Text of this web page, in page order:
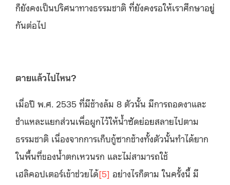
ก็ยังคงเป็นปริศนาทางธรรมชาติ ที่ยังคงรอให้เราศึกษาอยู่
กันต่อไป
ตายแล้วไปไหน?
เมื่อปี พ.ศ. 2535 ที่มีช้างล้ม 8 ตัวนั้น มีการถอดงาและ
ชำแหละแยกส่วนเพื่อผูกไว้ให้น้ำซัดย่อยสลายไปตาม
ธรรมชาติ เนื่องจากการเก็บกู้ซากช้างทั้งตัวนั้นทำได้ยาก
ในพื้นที่ของน้ำตกเหวนรก และไม่สามารถใช้
เฮลิคอปเตอร์เข้าช่วยได้[5] อย่างไรก็ตาม ในครั้งนี้ มี